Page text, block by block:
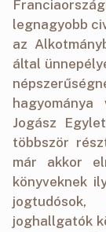
legnagyobb
az
által
Jogász
többször
már akkor
könyveknek
jogtudósok,
joghallgatók